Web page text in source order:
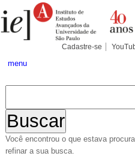
para
conteúdo.
Pessoais
Cadastre-se
menu
Você encontrou o que estava
refinar a sua busca.